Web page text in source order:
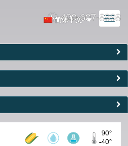
400-607-8998
简体中文
-40°
90°